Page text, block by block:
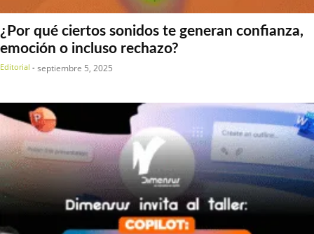
¿Por qué ciertos sonidos te generan confianza,
emoción o incluso rechazo?
Editorial - septiembre 5, 2025